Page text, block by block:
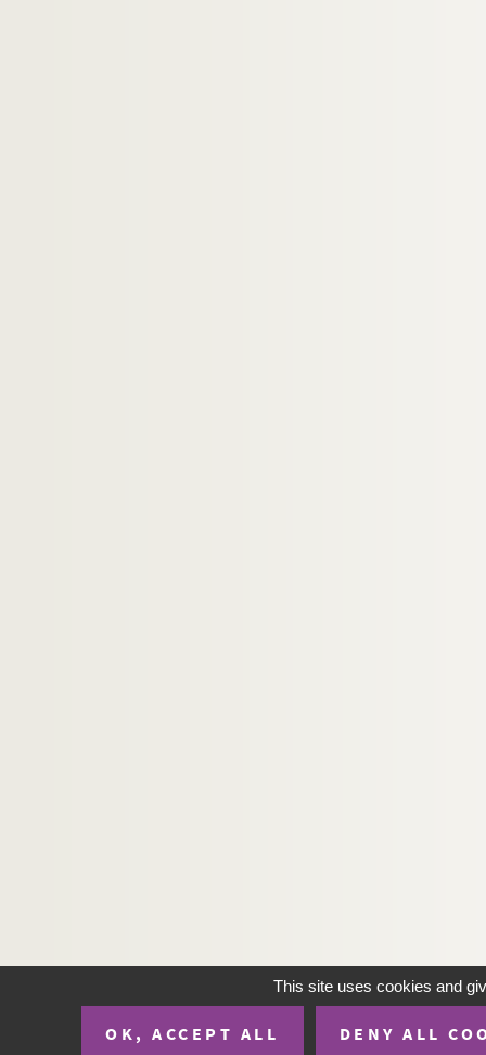
This site uses cookies and
OK, ACCEPT ALL DENY ALL